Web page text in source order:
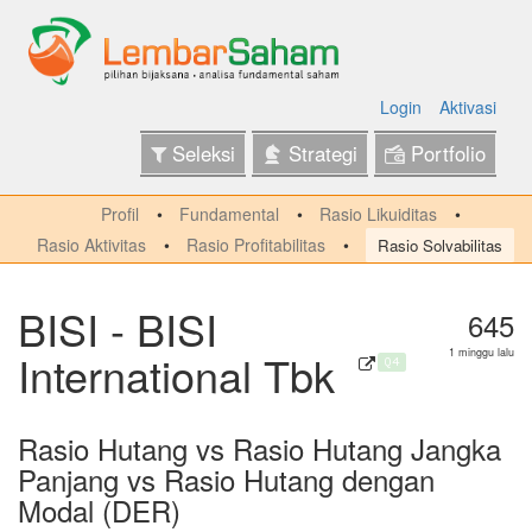
Login Aktivasi
Seleksi Strategi Portfolio
Profil Fundamental
Rasio Likuiditas
Rasio Aktivitas
Rasio Profitabilitas Rasio Solvabilitas
BISI - BISI
International Tbk Q4
645
1 minggu lalu
Rasio Hutang vs Rasio Hutang Jangka
Panjang vs Rasio Hutang dengan
Modal (DER)